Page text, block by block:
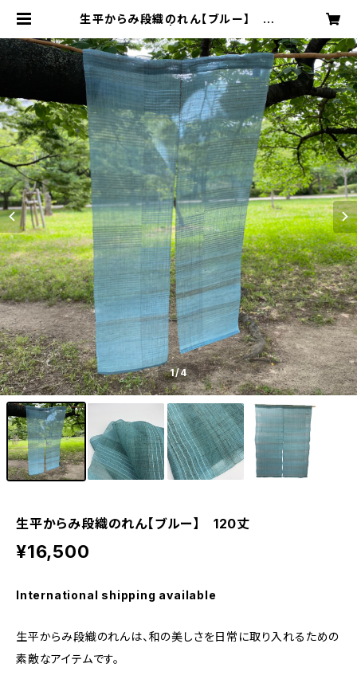
生平からみ段織のれん【ブルー】 12
1/4
生平からみ段織のれん【ブルー】 120丈
¥16,500
International shipping available
生平からみ段織のれんは、和の美しさを日常に取り入れるための
素敵なアイテムです。